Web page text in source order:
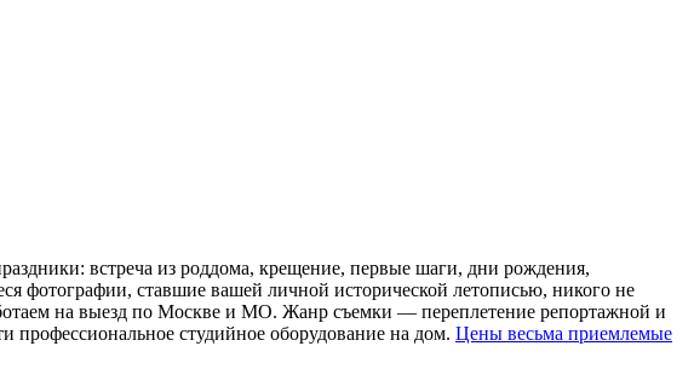
встреча из роддома, крещение, первые шаги, дни рождения,
фотографии, ставшие вашей личной исторической летописью, никого не
на выезд по Москве и МО. Жанр съемки — переплетение репортажной и
студийное оборудование на дом. Цены весьма приемлемые